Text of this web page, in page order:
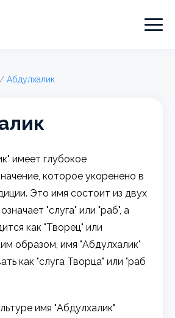
/ Абдулхалик
имеет глубокое
которое укоренено в
Это имя состоит из двух
означает "слуга" или "раб", а
как "Творец" или
образом, имя "Абдулхалик"
как "слуга Творца" или "раб
имя "Абдулхалик"